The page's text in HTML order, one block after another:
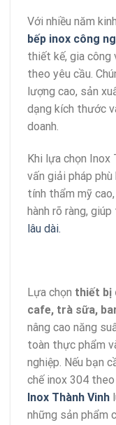
Với nhiều năm
bếp inox công
thiết kế, gia công
theo yêu cầu.
lượng cao, sản
dạng kích thước
doanh.
Khi lựa chọn Inox
vấn giải pháp phù
tính thẩm mỹ
hành rõ ràng,
lâu dài.
Lựa chọn thiết bị
cafe, trà sữa,
nâng cao năng
toàn thực phẩm
nghiệp. Nếu bạn
chế inox 304
Inox Thành Vinh
những sản phẩm